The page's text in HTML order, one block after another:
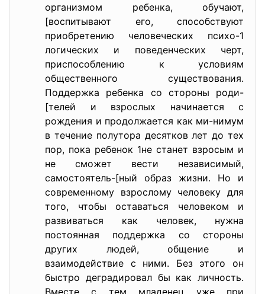
организмом ребенка, обучают,
[воспитывают его, способствуют
приобретению человеческих психо-1
логических и поведенческих черт,
приспособлению к условиям
общественного существования.
Поддержка ребенка со стороны роди-
[телей и взрослых начинается с
рождения и продолжается как ми-нимум
в течение полутора десятков лет до тех
пор, пока ребенок 1не станет взросым и
не сможет вести независимый,
самостоятель-[ный образ жизни. Но и
современному взрослому человеку для
того, чтобы оставаться человеком и
развиваться как человек, нужна
постоянная поддержка со стороны
других людей, общение и
взаимодействие с ними. Без этого он
быстро деградировал бы как личность.
Вместе с тем младенец уже при